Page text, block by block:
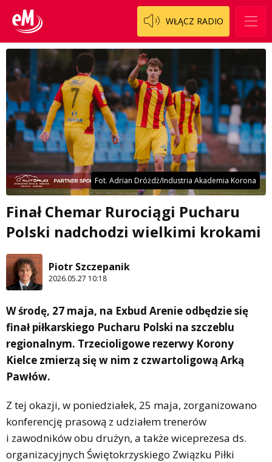
WŁĄCZ RADIO
Fot. Adrian Dróżdż/Industria Akademia Korona
Finał Chemar Rurociągi Pucharu
Polski nadchodzi wielkimi krokami
Piotr Szczepanik
2026.05.27 10:18
W środę, 27 maja, na Exbud Arenie odbędzie się
finał piłkarskiego Pucharu Polski na szczeblu
regionalnym. Trzecioligowe rezerwy Korony
Kielce zmierzą się w nim z czwartoligową Arką
Pawłów.
Z tej okazji, w poniedziałek, 25 maja, zorganizowano
konferencję prasową z udziałem trenerów
i zawodników obu drużyn, a także wiceprezesa ds.
organizacyjnych Świętokrzyskiego Związku Piłki